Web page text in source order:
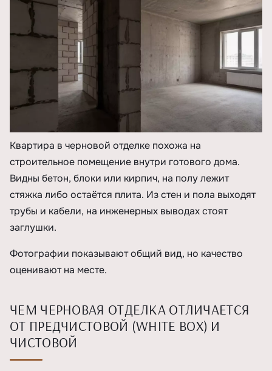
Квартира в черновой отделке похожа на
строительное помещение внутри готового дома.
Видны бетон, блоки или кирпич, на полу лежит
стяжка либо остаётся плита. Из стен и пола выходят
трубы и кабели, на инженерных выводах стоят
заглушки.
Фотографии показывают общий вид, но качество
оценивают на месте.
ЧЕМ ЧЕРНОВАЯ ОТДЕЛКА ОТЛИЧАЕТСЯ
ОТ ПРЕДЧИСТОВОЙ (WHITE BOX) И
ЧИСТОВОЙ